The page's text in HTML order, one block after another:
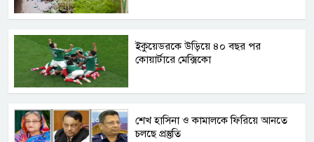
ইকুয়েডরকে উড়িয়ে ৪০ বছর পর
কোয়ার্টারে মেক্সিকো
শেখ হাসিনা ও কামালকে ফিরিয়ে আনতে
চলছে প্রস্তুতি